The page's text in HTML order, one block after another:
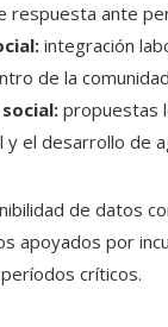
respuesta ante
integración
de la
propuestas
y el desarrollo de
de datos
apoyados por
críticos.